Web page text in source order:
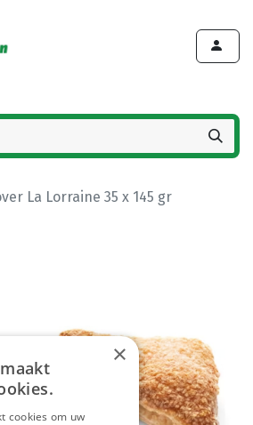
La Lorraine 35 x 145 gr
×
cookies om uw